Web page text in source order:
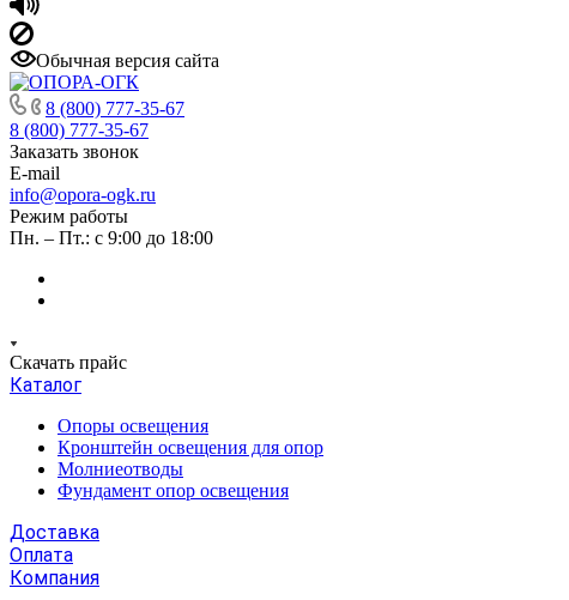
Обычная версия сайта
8 (800) 777-35-67
8 (800) 777-35-67
Заказать звонок
E-mail
info@opora-ogk.ru
Режим работы
Пн. – Пт.: с 9:00 до 18:00
Скачать прайс
Каталог
Опоры освещения
Кронштейн освещения для опор
Молниеотводы
Фундамент опор освещения
Доставка
Оплата
Компания